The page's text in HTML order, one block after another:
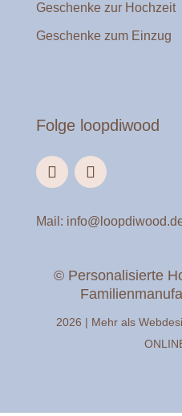
Geschenke zur Hochzeit
Geschenke zum Einzug
Folge loopdiwood
Mail:
© Personalisierte
2026 | Mehr als